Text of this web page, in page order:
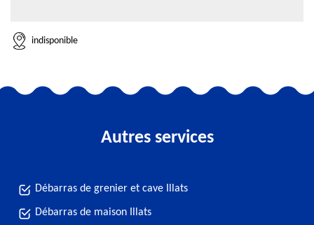
indisponible
Autres services
Débarras de grenier et cave Illats
Débarras de maison Illats